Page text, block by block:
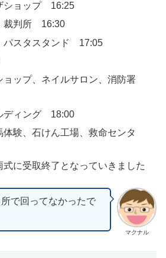
ショップ 16:25
裁判所 16:30
パスタスタンド 17:05
ョップ、ネイルサロン、消防署
ディング 18:00
体験、石けん工場、救命センタ
に受取終了となっていきました
マクナル
で回ってなかったで